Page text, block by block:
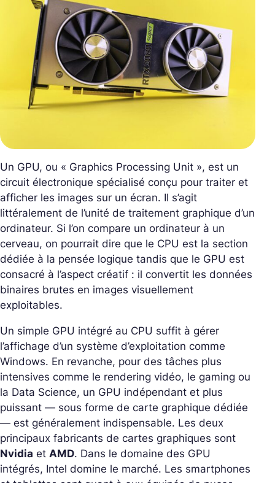
Un GPU, ou « Graphics Processing Unit », est un
circuit électronique spécialisé conçu pour traiter et
afficher les images sur un écran. Il s’agit
littéralement de l’unité de traitement graphique d’un
ordinateur. Si l’on compare un ordinateur à un
cerveau, on pourrait dire que le CPU est la section
dédiée à la pensée logique tandis que le GPU est
consacré à l’aspect créatif : il convertit les données
binaires brutes en images visuellement
exploitables.
Un simple GPU intégré au CPU suffit à gérer
l’affichage d’un système d’exploitation comme
Windows. En revanche, pour des tâches plus
intensives comme le rendering vidéo, le gaming ou
la Data Science, un GPU indépendant et plus
puissant — sous forme de carte graphique dédiée
— est généralement indispensable. Les deux
principaux fabricants de cartes graphiques sont
Nvidia et AMD. Dans le domaine des GPU
intégrés, Intel domine le marché. Les smartphones